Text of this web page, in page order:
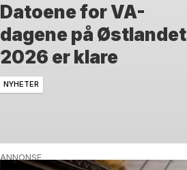
Datoene for VA-
dagene på Østlandet
2026 er klare
NYHETER
ANNONSE